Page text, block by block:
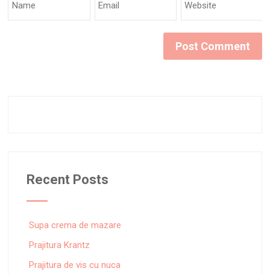
Recent Posts
Supa crema de mazare
Prajitura Krantz
Prajitura de vis cu nuca